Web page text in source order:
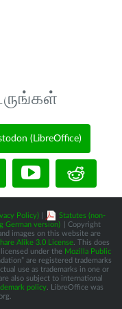
(LibreOffice)
Policy)
Statutes (non-
German version)
| Copyright
images on this website are
Alike 3.0 License. This does
under the Mozilla Public
are registered trademarks
use as trademarks in one or
also subject to international
policy. LibreOffice was